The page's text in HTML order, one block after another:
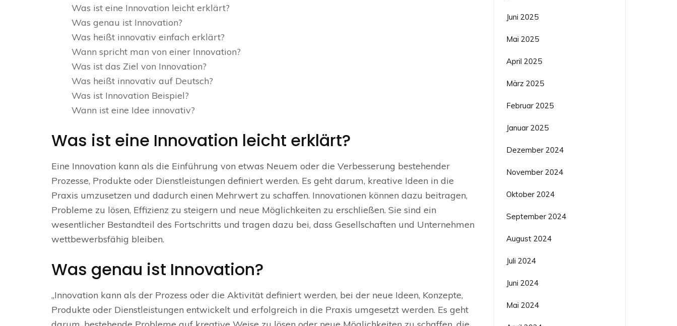
Was ist eine Innovation leicht erklärt?
Was genau ist Innovation?
Was heißt innovativ einfach erklärt?
Wann spricht man von einer Innovation?
Was ist das Ziel von Innovation?
Was heißt innovativ auf Deutsch?
Was ist Innovation Beispiel?
Wann ist eine Idee innovativ?
Was ist eine Innovation leicht erklärt?
Eine Innovation kann als die Einführung von etwas Neuem oder die Verbesserung bestehender
Prozesse, Produkte oder Dienstleistungen definiert werden. Es geht darum, kreative Ideen in die
Praxis umzusetzen und dadurch einen Mehrwert zu schaffen. Innovationen können dazu beitragen,
Probleme zu lösen, Effizienz zu steigern und neue Möglichkeiten zu erschließen. Sie sind ein
wesentlicher Bestandteil des Fortschritts und tragen dazu bei, dass Gesellschaften und Unternehmen
wettbewerbsfähig bleiben.
Was genau ist Innovation?
„Innovation kann als der Prozess oder die Aktivität definiert werden, bei der neue Ideen, Konzepte,
Produkte oder Dienstleistungen entwickelt und erfolgreich in die Praxis umgesetzt werden. Es geht
Juni 2025
Mai 2025
April 2025
März 2025
Februar 2025
Januar 2025
Dezember 2024
November 2024
Oktober 2024
September 2024
August 2024
Juli 2024
Juni 2024
Mai 2024